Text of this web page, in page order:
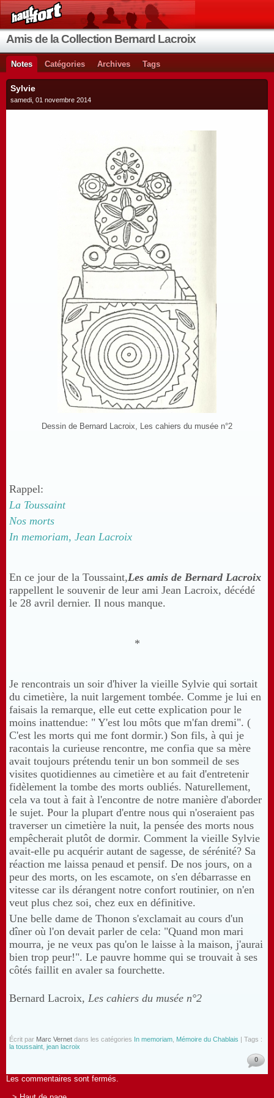
Amis de la Collection Bernard Lacroix
Notes Catégories Archives Tags
Sylvie
samedi, 01 novembre 2014
Dessin de Bernard Lacroix, Les cahiers du musée n°2
Rappel:
La Toussaint
Nos morts
In memoriam, Jean Lacroix
En ce jour de la Toussaint,Les amis de Bernard Lacroix
rappellent le souvenir de leur ami Jean Lacroix, décédé
le 28 avril dernier. Il nous manque.
*
Je rencontrais un soir d'hiver la vieille Sylvie qui sortait
du cimetière, la nuit largement tombée. Comme je lui en
faisais la remarque, elle eut cette explication pour le
moins inattendue: " Y'est lou môts que m'fan dremi". (
C'est les morts qui me font dormir.) Son fils, à qui je
racontais la curieuse rencontre, me confia que sa mère
avait toujours prétendu tenir un bon sommeil de ses
visites quotidiennes au cimetière et au fait d'entretenir
fidèlement la tombe des morts oubliés. Naturellement,
cela va tout à fait à l'encontre de notre manière d'aborder
le sujet. Pour la plupart d'entre nous qui n'oseraient pas
traverser un cimetière la nuit, la pensée des morts nous
empêcherait plutôt de dormir. Comment la vieille Sylvie
avait-elle pu acquérir autant de sagesse, de sérénité? Sa
réaction me laissa penaud et pensif. De nos jours, on a
peur des morts, on les escamote, on s'en débarrasse en
vitesse car ils dérangent notre confort routinier, on n'en
veut plus chez soi, chez eux en définitive.
Une belle dame de Thonon s'exclamait au cours d'un
dîner où l'on devait parler de cela: "Quand mon mari
mourra, je ne veux pas qu'on le laisse à la maison, j'aurai
bien trop peur!". Le pauvre homme qui se trouvait à ses
côtés faillit en avaler sa fourchette.
Bernard Lacroix, Les cahiers du musée n°2
Écrit par Marc Vernet dans les catégories In memoriam Mémoire du Chablais | Tags :
la toussaint jean lacroix
0
Les commentaires sont fermés.